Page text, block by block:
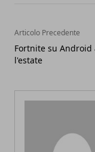
Articolo Precedente
Fortnite su
l'estate